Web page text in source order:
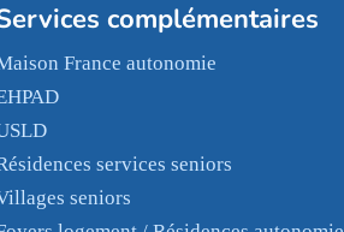
complémentaires
France autonomie
services seniors
seniors